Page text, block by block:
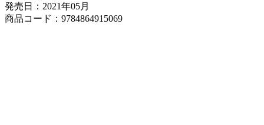
発売日：2021年05月
商品コード：9784864915069